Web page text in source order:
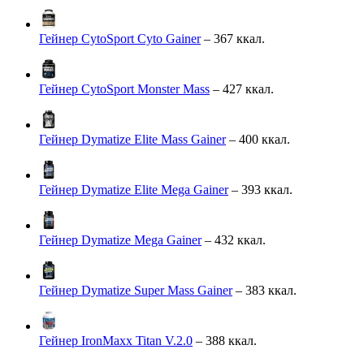
Гейнер CytoSport Cyto Gainer– 367 ккал.
Гейнер CytoSport Monster Mass – 427 ккал.
Гейнер Dymatize Elite Mass Gainer– 400 ккал.
Гейнер Dymatize Elite Mega Gainer– 393 ккал.
Гейнер Dymatize Mega Gainer– 432 ккал.
Гейнер Dymatize Super Mass Gainer– 383 ккал.
Гейнер IronMaxx Titan V.2.0 – 388 ккал.